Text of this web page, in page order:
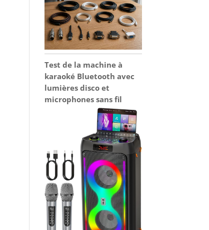
Test de la machine à
karaoké Bluetooth avec
lumières disco et
microphones sans fil